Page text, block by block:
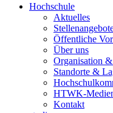
Hochschule
Aktuelles
Öffentliche
Über uns
Organisation
Standorte &
HTWK-
Kontakt